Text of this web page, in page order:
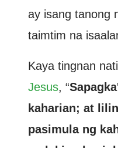
ay isang tanong
taimtim na
Kaya tingnan
Jesus, “
kaharian; at
pasimula ng